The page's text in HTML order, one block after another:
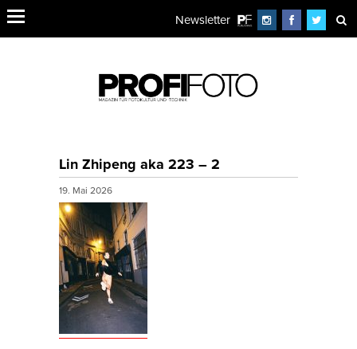
Newsletter
Lin Zhipeng aka 223 – 2
19. Mai 2026